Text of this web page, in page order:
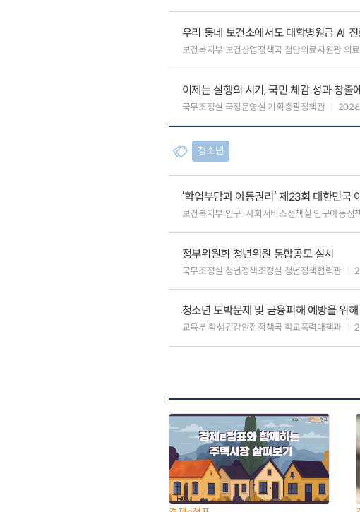
우리 동네 보건소에서도 대학병원급 AI
보건복지부 보건산업정책국 첨단의료지원관 의
이제는 실행의 시기, 국민 체감 성과 창출
국무조정실 국정운영실 기획총괄정책관
청소년
‘학업부담과 아동권리’ 제23회 대한민국
보건복지부 인구·사회서비스정책실 인구아동정
정부위원회 청년위원 통합공모 실시
국무조정실 청년정책조정실 청년정책협력관
청소년 도박문제 및 금융피해 예방을 위
교육부 학생건강안전정책국 학교폭력대책과